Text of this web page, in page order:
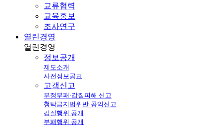
교류협력
교육홍보
조사연구
열린경영
열린경영
정보공개
제도소개
사전정보공표
고객신고
부정부패·갑질피해 신고
청탁금지법위반·공익신고
갑질행위 공개
부패행위 공개